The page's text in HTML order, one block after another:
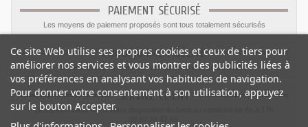
PAIEMENT SÉCURISÉ
Les moyens de paiement proposés sont tous totalement sécurisés
PROGRAMME FIDÉLITÉ
Bénéficiez de remises sur vos commandes jusqu'a 10%
SERVICE CLIENT
Le service client est a votre disposition du lundi au vendredi de 8h à 17h
Ce site Web utilise ses propres cookies et ceux de tiers pour
améliorer nos services et vous montrer des publicités liées à
vos préférences en analysant vos habitudes de navigation.
Pour donner votre consentement à son utilisation, appuyez
sur le bouton Accepter.